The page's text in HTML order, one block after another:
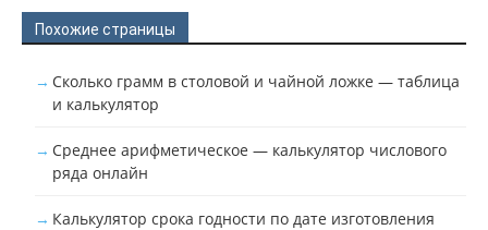
Похожие страницы
Сколько грамм в столовой и чайной ложке — таблица
и калькулятор
Среднее арифметическое — калькулятор числового
ряда онлайн
Калькулятор срока годности по дате изготовления